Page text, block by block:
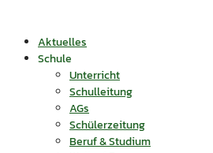
Aktuelles
Schule
Unterricht
Schulleitung
AGs
Schülerzeitung
Beruf & Studium